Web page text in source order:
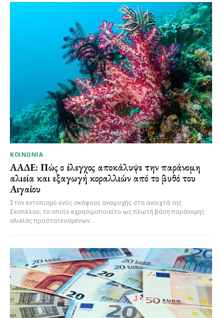
ΚΟΙΝΩΝΊΑ
ΑΑΔΕ: Πώς ο έλεγχος αποκάλυψε την παράνομη
αλιεία και εξαγωγή κοραλλιών από το βυθό του
Αιγαίου
Στον εντοπισμό ενός σκάφους αναψυχής στα ανοιχτά της
Σκοπέλου, το οποίο εχρησιμοποιείτο ως πλωτή βάση παράνομης
αλιείας προστατευόμενων...